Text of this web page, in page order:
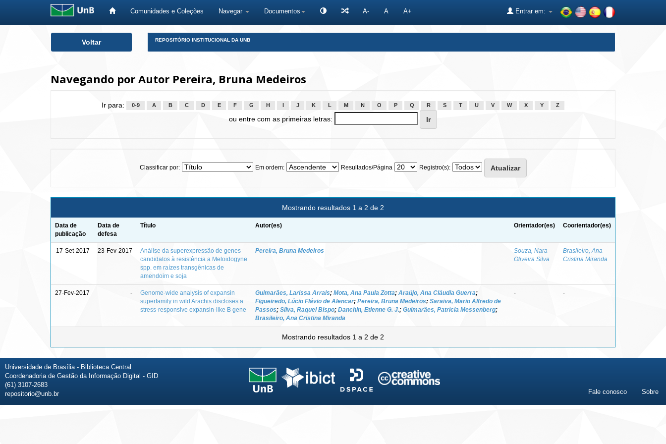
Comunidades e Coleções Navegar Documentos A- A A+ Entrar em:
Voltar REPOSITÓRIO INSTITUCIONAL DA UNB
Navegando por Autor Pereira, Bruna Medeiros
Ir para: 0-9 A B C D E F G H J K L M N O P Q R S T U V W X Y Z
ou entre com as primeiras letras:
Classificar por: Em ordem: Resultados/Página Registro(s):
Mostrando resultados 1 a 2 de 2
Data de
publicação
Data de
defesa
Título Autor(es) Orientador(es) Coorientador(es)
17-Set-2017 23-Fev-2017
Análise da superexpressão de genes
candidatos à resistência a Meloidogyne
spp. em raízes transgênicas de
amendoim e soja
Pereira, Bruna Medeiros
Souza, Nara
Oliveira Silva
Brasileiro, Ana
Cristina Miranda
27-Fev-2017 -
Genome-wide analysis of expansin
superfamily in wild Arachis discloses a
stress-responsive expansin-like B gene
Guimarães, Larissa Arrais; Mota, Ana Paula Zotta; Araújo, Ana Cláudia Guerra;
Figueiredo, Lúcio Flávio de Alencar; Pereira, Bruna Medeiros; Saraiva, Mario Alfredo de
Passos; Silva, Raquel Bispo; Danchin, Etienne G. J.; Guimarães, Patrícia Messenberg;
Brasileiro, Ana Cristina Miranda
- -
Mostrando resultados 1 a 2 de 2
Universidade de Brasília - Biblioteca Central
Coordenadoria de Gestão da Informação Digital - GID
(61) 3107-2683
repositorio@unb.br
Fale conosco Sobre